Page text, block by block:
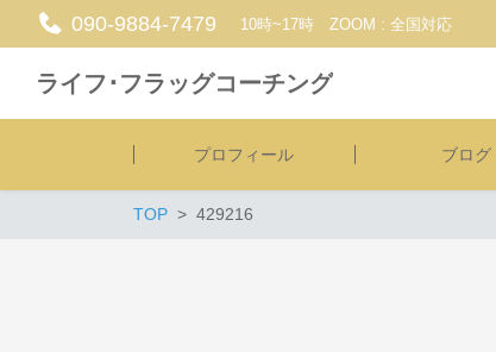
090-9884-7479 10時~17時 ZOOM : 全国対応
ライフ･フラッグコーチング
プロフィール ブログ
TOP 429216